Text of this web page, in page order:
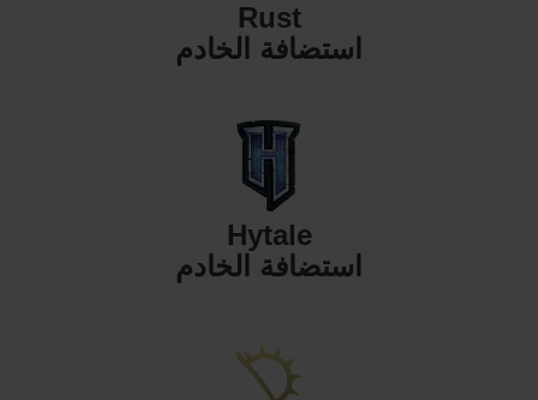
Rust
استضافة الخادم
Hytale
استضافة الخادم